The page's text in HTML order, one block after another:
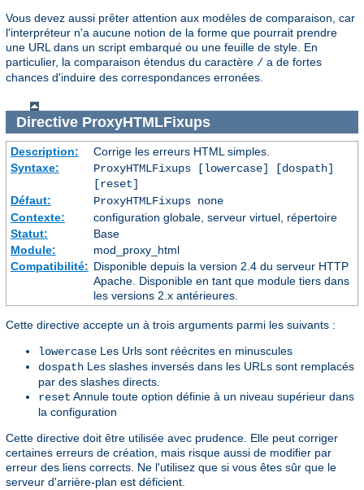
Vous devez aussi prêter attention aux modèles de comparaison, car
l'interpréteur n'a aucune notion de la forme que pourrait prendre
une URL dans un script embarqué ou une feuille de style. En
particulier, la comparaison étendus du caractère / a de fortes
chances d'induire des correspondances erronées.
Directive ProxyHTMLFixups
Description:
Corrige les erreurs HTML simples.
Syntaxe:
ProxyHTMLFixups [lowercase] [dospath]
[reset]
Défaut:
ProxyHTMLFixups none
Contexte:
configuration globale, serveur virtuel, répertoire
Statut:
Base
Module:
mod_proxy_html
Compatibilité: Disponible depuis la version 2.4 du serveur HTTP
Apache. Disponible en tant que module tiers dans
les versions 2.x antérieures.
Cette directive accepte un à trois arguments parmi les suivants :
lowercase Les Urls sont réécrites en minuscules
dospath Les slashes inversés dans les URLs sont remplacés
par des slashes directs.
reset Annule toute option définie à un niveau supérieur dans
la configuration
Cette directive doit être utilisée avec prudence. Elle peut corriger
certaines erreurs de création, mais risque aussi de modifier par
erreur des liens corrects. Ne l'utilisez que si vous êtes sûr que le
serveur d'arrière-plan est déficient.